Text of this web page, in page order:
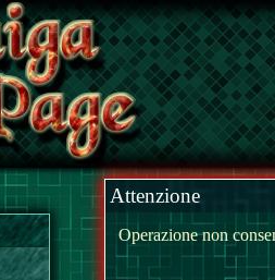
Attenzione
Operazione non